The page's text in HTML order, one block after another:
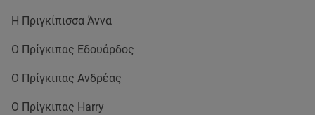
Η Πριγκίπισσα Άννα
Ο Πρίγκιπας Εδουάρδος
Ο Πρίγκιπας Ανδρέας
Ο Πρίγκιπας Harry